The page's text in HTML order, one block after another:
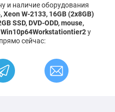
и наличие оборудования
Xeon W-2133, 16GB (2x8GB)
SSD, DVD-ODD, mouse,
Win10p64Workstationtier2у
сейчас: